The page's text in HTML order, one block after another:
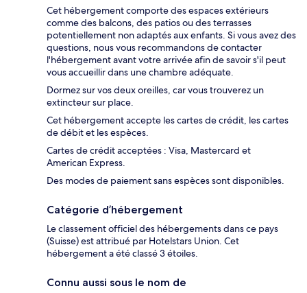
Cet hébergement comporte des espaces extérieurs
comme des balcons, des patios ou des terrasses
potentiellement non adaptés aux enfants. Si vous avez des
questions, nous vous recommandons de contacter
l'hébergement avant votre arrivée afin de savoir s'il peut
vous accueillir dans une chambre adéquate.
Dormez sur vos deux oreilles, car vous trouverez un
extincteur sur place.
Cet hébergement accepte les cartes de crédit, les cartes
de débit et les espèces.
Cartes de crédit acceptées : Visa, Mastercard et
American Express.
Des modes de paiement sans espèces sont disponibles.
Catégorie d’hébergement
Le classement officiel des hébergements dans ce pays
(Suisse) est attribué par Hotelstars Union. Cet
hébergement a été classé 3 étoiles.
Connu aussi sous le nom de